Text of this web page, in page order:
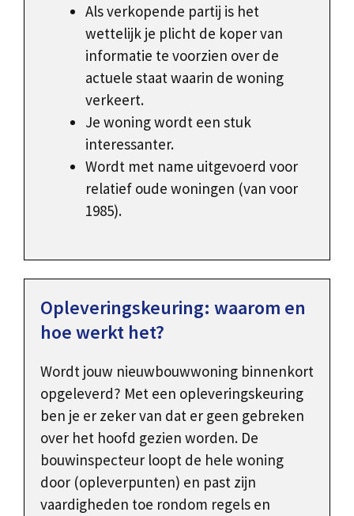
Als verkopende partij is het
wettelijk je plicht de koper van
informatie te voorzien over de
actuele staat waarin de woning
verkeert.
Je woning wordt een stuk
interessanter.
Wordt met name uitgevoerd voor
relatief oude woningen (van voor
1985).
Opleveringskeuring: waarom en
hoe werkt het?
Wordt jouw nieuwbouwwoning binnenkort
opgeleverd? Met een opleveringskeuring
ben je er zeker van dat er geen gebreken
over het hoofd gezien worden. De
bouwinspecteur loopt de hele woning
door (opleverpunten) en past zijn
vaardigheden toe rondom regels en